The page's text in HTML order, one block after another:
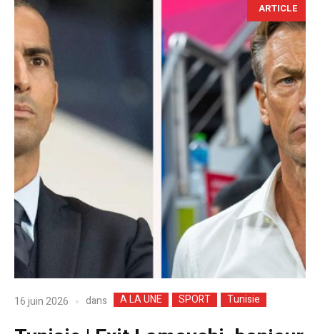
ARTICLE
16 juin 2026 dans A LA UNE SPORT Tunisie